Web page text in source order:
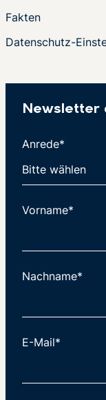
Fakten
Datenschutz-
Newsletter
Anrede*
Vorname*
Nachname*
E-Mail*